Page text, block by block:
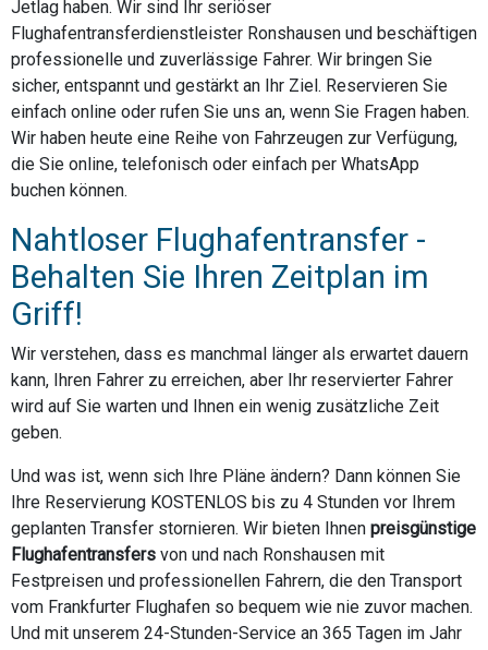
Jetlag haben. Wir sind Ihr seriöser
Flughafentransferdienstleister Ronshausen und beschäftigen
professionelle und zuverlässige Fahrer. Wir bringen Sie
sicher, entspannt und gestärkt an Ihr Ziel. Reservieren Sie
einfach online oder rufen Sie uns an, wenn Sie Fragen haben.
Wir haben heute eine Reihe von Fahrzeugen zur Verfügung,
die Sie online, telefonisch oder einfach per WhatsApp
buchen können.
Nahtloser Flughafentransfer -
Behalten Sie Ihren Zeitplan im
Griff!
Wir verstehen, dass es manchmal länger als erwartet dauern
kann, Ihren Fahrer zu erreichen, aber Ihr reservierter Fahrer
wird auf Sie warten und Ihnen ein wenig zusätzliche Zeit
geben.
Und was ist, wenn sich Ihre Pläne ändern? Dann können Sie
Ihre Reservierung KOSTENLOS bis zu 4 Stunden vor Ihrem
geplanten Transfer stornieren. Wir bieten Ihnen preisgünstige
Flughafentransfers von und nach Ronshausen mit
Festpreisen und professionellen Fahrern, die den Transport
vom Frankfurter Flughafen so bequem wie nie zuvor machen.
Und mit unserem 24-Stunden-Service an 365 Tagen im Jahr